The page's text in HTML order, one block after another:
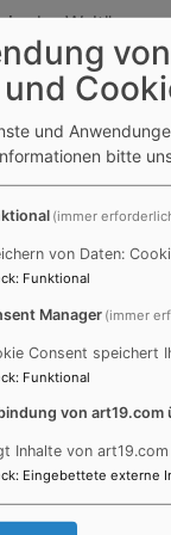
in der Welt"
- September
neuer
neuen Konfi-
bei der
und
bitte
(immer
von Daten:
: Funktional
Manager (immer
Consent speichert
: Funktional
von art19.com
Inhalte von
: Eingebettete externe